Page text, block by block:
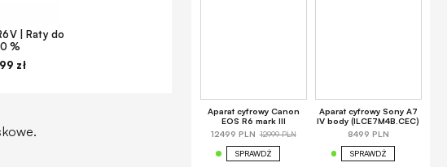
| Raty do
%
zł
Aparat cyfrowy Canon
EOS R6 mark III
12499 PLN 12999 PLN
SPRAWDŹ
Aparat cyfrowy Sony A7
IV body (ILCE7M4B.CEC)
8499 PLN
SPRAWDŹ